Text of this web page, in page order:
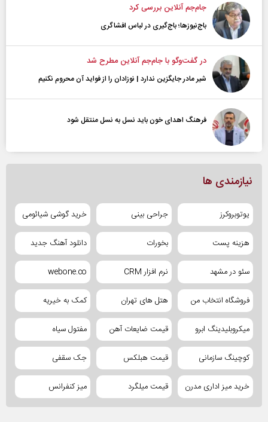
جام‌جم آنلاین بررسی کرد
باج‌نیوزها؛ باج‌گیری در لباس افشاگری
در گفت‌و‌گو با جام‌جم آنلاین مطرح شد
شیر مادر جایگزین ندارد | نوزادان را از فواید آن محروم نکنیم
فرهنگ اهدای خون باید نسل به نسل منتقل شود
نیازمندی ها
یوتوبروکرز جراحی بینی خرید گوشی شیائومی
هزینه پست بخورات دانلود آهنگ جدید
سئو در مشهد نرم افزار CRM webone.co
فروشگاه انتخاب من هتل های تهران کمک به خیریه
میکروبلیدینگ ابرو قیمت ضایعات آهن مفتول سیاه
کوچینگ سازمانی قیمت هبلکس جک سقفی
خرید میز اداری مدرن قیمت میلگرد میز کنفرانس